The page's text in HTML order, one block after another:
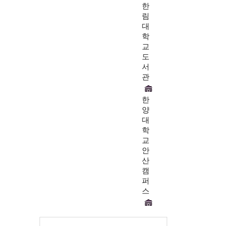
한
림
대
학
교
도
서
관
한
양
대
학
교
안
산
캠
퍼
스